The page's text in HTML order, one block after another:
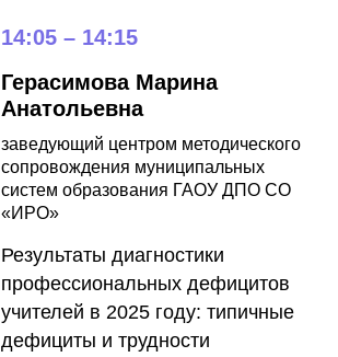
14:05 – 14:15
Герасимова Марина
Анатольевна
заведующий центром методического
сопровождения муниципальных
систем образования ГАОУ ДПО СО
«ИРО»
Результаты диагностики
профессиональных дефицитов
учителей в 2025 году: типичные
дефициты и трудности